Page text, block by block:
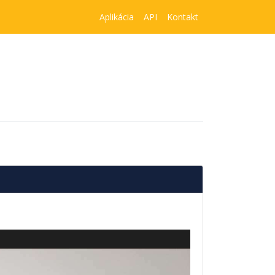
Aplikácia API Kontakt